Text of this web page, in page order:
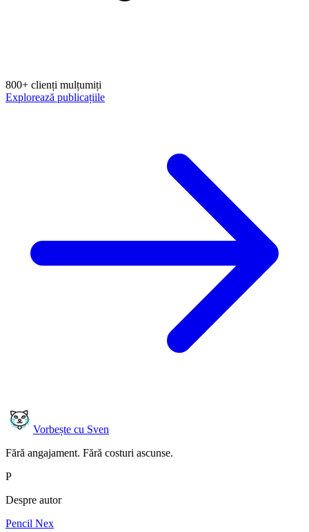
800+ clienți mulțumiți
Explorează publicațiile
Vorbește cu Sven
Fără angajament. Fără costuri ascunse.
P
Despre autor
Pencil Nex